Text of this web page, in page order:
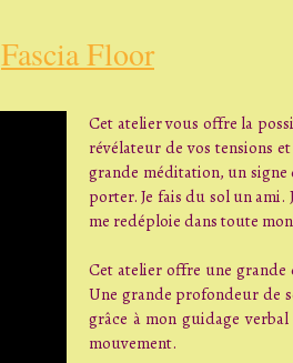
Fascia Floor
Cet atelier vous offre la
révélateur de vos tensions
grande méditation, un signe
porter. Je fais du sol un ami.
me redéploie dans toute
Cet atelier offre une grande
Une grande profondeur de
grâce à mon guidage
mouvement.